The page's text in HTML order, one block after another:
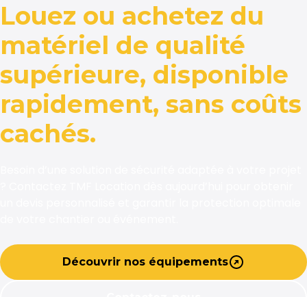
Louez ou achetez du
matériel de qualité
supérieure, disponible
rapidement, sans coûts
cachés.
Découvrir nos équipements